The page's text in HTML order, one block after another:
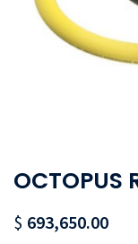
OCTOPUS
$ 693,650.00